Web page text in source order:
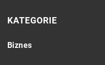
KATEGORIE
Biznes